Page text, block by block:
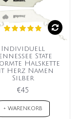
Individuell
State
Halskette
Herz Namen
Silber
€45
+ WARENKORB